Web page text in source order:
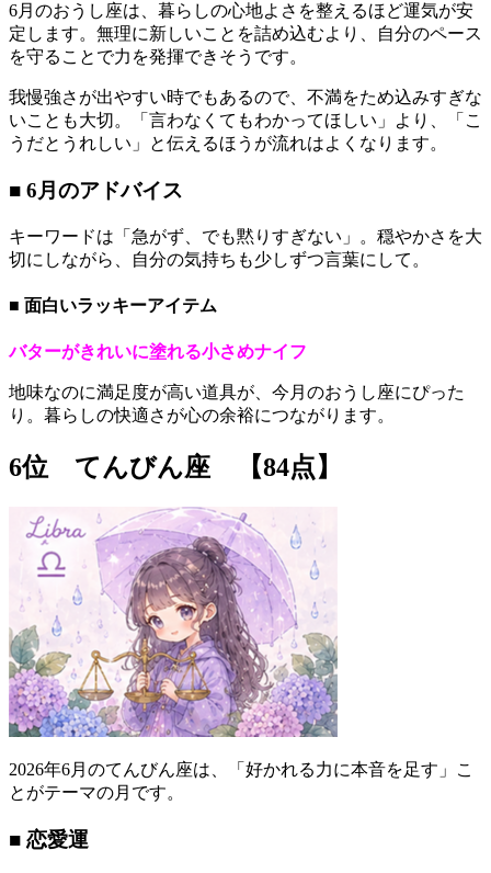
6月のおうし座は、暮らしの心地よさを整えるほど運気が安
定します。無理に新しいことを詰め込むより、自分のペース
を守ることで力を発揮できそうです。
我慢強さが出やすい時でもあるので、不満をため込みすぎな
いことも大切。「言わなくてもわかってほしい」より、「こ
うだとうれしい」と伝えるほうが流れはよくなります。
■ 6月のアドバイス
キーワードは「急がず、でも黙りすぎない」。穏やかさを大
切にしながら、自分の気持ちも少しずつ言葉にして。
■ 面白いラッキーアイテム
バターがきれいに塗れる小さめナイフ
地味なのに満足度が高い道具が、今月のおうし座にぴった
り。暮らしの快適さが心の余裕につながります。
6位 てんびん座 【84点】
2026年6月のてんびん座は、「好かれる力に本音を足す」こ
とがテーマの月です。
■ 恋愛運